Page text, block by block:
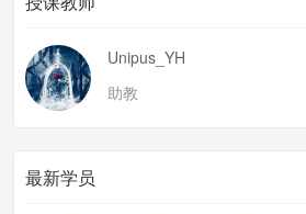
Unipus_YH
助教
最新学员